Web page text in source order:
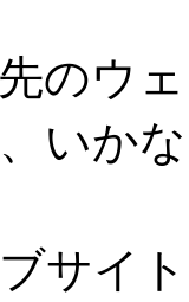
のウ
いか
サイ